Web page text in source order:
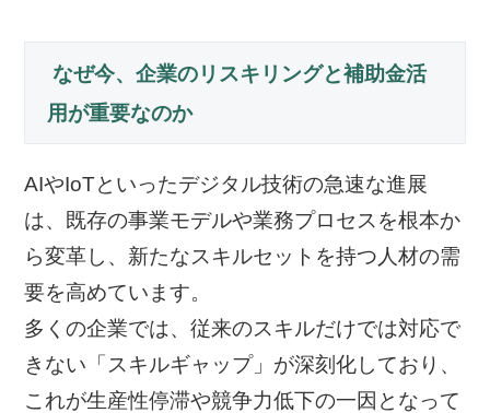
なぜ今、企業のリスキリングと補助金活
用が重要なのか
AIやIoTといったデジタル技術の急速な進展
は、既存の事業モデルや業務プロセスを根本か
ら変革し、新たなスキルセットを持つ人材の需
要を高めています。
多くの企業では、従来のスキルだけでは対応で
きない「スキルギャップ」が深刻化しており、
これが生産性停滞や競争力低下の一因となって